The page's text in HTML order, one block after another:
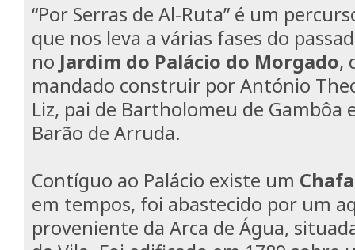
“Por Serras de Al-Ruta” é um
que nos leva a várias fases do
no Jardim do Palácio do Morgado,
mandado construir por António
Liz, pai de Bartholomeu de Gambôa
Barão de Arruda.
Contíguo ao Palácio existe um
em tempos, foi abastecido por um
proveniente da Arca de Água,